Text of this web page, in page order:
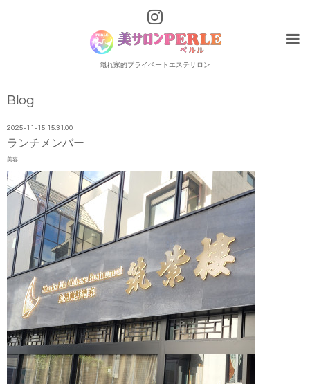
隠れ家的プライベートエステサロン
Blog
2025-11-15 15:31:00
ランチメンバー
美容